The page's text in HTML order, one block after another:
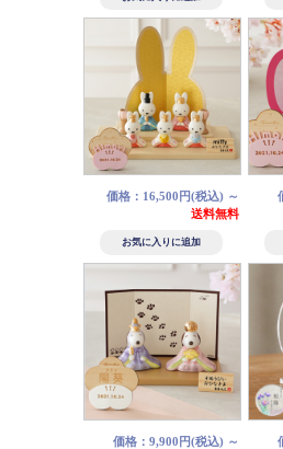
価格：16,500円(税込) ～
送料無料
価格：9,900円(税込) ～